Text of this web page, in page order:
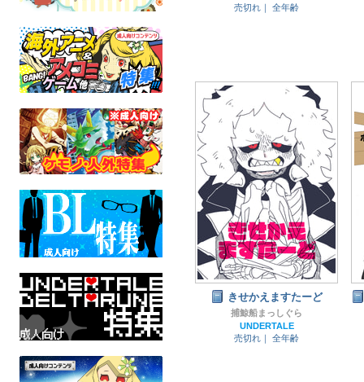
売切れ｜
全年齢
きせかえますたーど
捕鯨船まっしぐら
UNDERTALE
売切れ｜
全年齢